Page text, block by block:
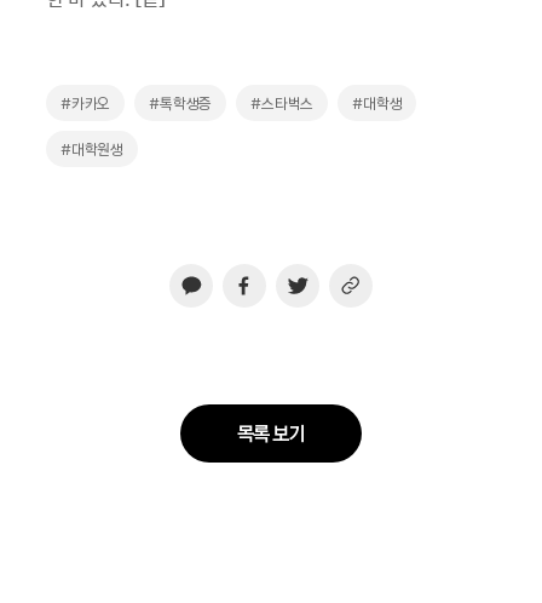
#카카오 #톡학생증 #스타벅스 #대학생
#대학원생
목록 보기